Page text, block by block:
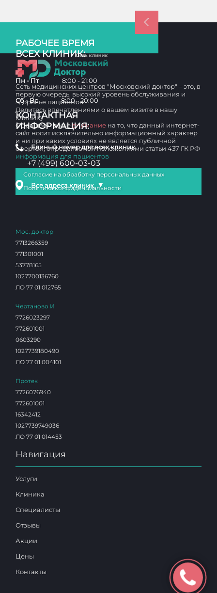
РАБОЧЕЕ ВРЕМЯ
ВСЕХ КЛИНИК:
Пн - Пт 8:00 - 21:00
Сб - Вс 8:00 - 20:00
КОНТАКТНАЯ
ИНФОРМАЦИЯ:
Единый номер для всех клиник
+7 (499) 600-03-03
Все адреса клиник ▼
Сеть медицинских центров "Московский доктор" – это, в
первую очередь, высокий уровень обслуживания и
здоровье пациентов
Делитесь впечатлениями о вашем визите в нашу
клинику
Обращаем вашевнимание на то, что данный интернет-
сайт носит исключительно информационный характер
и ни при каких условиях не является публичной
офертой, определяемой положениями статьи 437 ГК РФ
информация для пациентов
Согласие на обработку персональных данных
Политика конфиденциальности
Мос. доктор
7713266359
771301001
53778165
1027700136760
ЛО 77 01 012765
Чертаново И
7726023297
772601001
0603290
1027739180490
ЛО 77 01 004101
Протек
7726076940
772601001
16342412
1027739749036
ЛО 77 01 014453
Навигация
Услуги
Клиника
Специалисты
Отзывы
Акции
Цены
Контакты